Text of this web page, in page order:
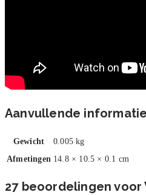
Aanvullende informatie
Gewicht
0.005 kg
Afmetingen 14.8 × 10.5 × 0.1 cm
27 beoordelingen voor